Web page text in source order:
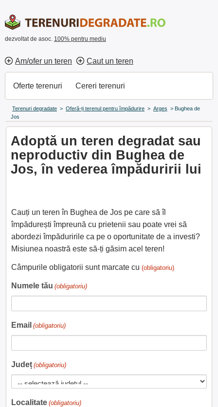
dezvoltat de asoc. 100% pentru mediu
Am/ofer un teren Caut un teren
Oferte terenuri Cereri terenuri
Terenuri degradate > Oferă-ți terenul pentru împădurire > Argeş > Bughea de
Jos
Adoptă un teren degradat sau
neproductiv din Bughea de
Jos, în vederea împăduririi lui
Cauți un teren în Bughea de Jos pe care să îl
împădurești împreună cu prietenii sau poate vrei să
abordezi împăduririle ca pe o oportunitate de a investi?
Misiunea noastră este să-ți găsim acel teren!
Câmpurile obligatorii sunt marcate cu (obligatoriu)
Numele tău (obligatoriu)
Email (obligatoriu)
Județ (obligatoriu)
Localitate (obligatoriu)